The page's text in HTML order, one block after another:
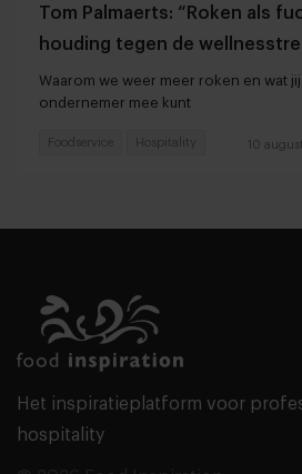
Tom Palmaerts: “Roken als
houding tegen de
Waarom we weer meer roken en wat jij
ondernemer mee kunt
10
Foodservice Hospitality
Het inspiratieplatform voor
hospitality